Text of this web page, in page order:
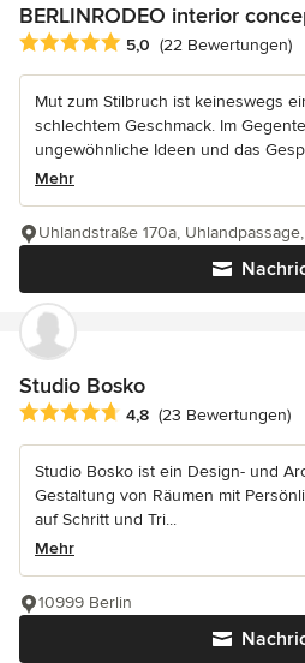
BERLINRODEO interior
Durchschnittliche Bewertung: 5
5,0 (22 Bewertungen)
Mut zum Stilbruch ist keineswegs
schlechtem Geschmack. Im
ungewöhnliche Ideen und das
Mehr
Uhlandstraße 170a,
Studio Bosko
Durchschnittliche Bewertung: 4.8
4,8 (23 Bewertungen)
Studio Bosko ist ein Design- und
Gestaltung von Räumen mit
auf Schritt und Tri...
Mehr
10999 Berlin